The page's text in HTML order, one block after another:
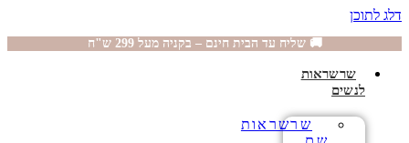
דלג לתוכן
🚚 שליח עד הבית חינם – בקניה מעל 299 ש"ח
שרשראות
לנשים
שרשראות